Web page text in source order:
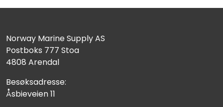
Norway Marine Supply AS
Postboks 777 Stoa
4808 Arendal
Besøksadresse:
Åsbieveien 11
Fritid/Sikkerhet